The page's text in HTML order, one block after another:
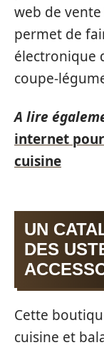
web de
permet de
électronique
coupe-
A lire
internet
cuisine
UN
DES
Cette
cuisine et